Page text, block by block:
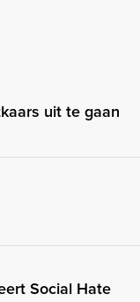
uit te gaan
Social Hate